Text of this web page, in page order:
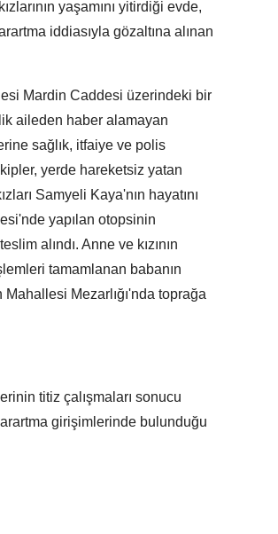
yaşamını yitirdiği evde,
iddiasıyla gözaltına alınan
Mardin Caddesi üzerindeki bir
aileden haber alamayan
sağlık, itfaiye ve polis
yerde hareketsiz yatan
Samyeli Kaya'nın hayatını
yapılan otopsinin
alındı. Anne ve kızının
tamamlanan babanın
Mezarlığı'nda toprağa
titiz çalışmaları sonucu
girişimlerinde bulunduğu